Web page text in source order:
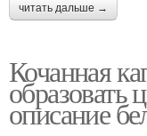
читать дальше →
Кочанная
образовать
описание